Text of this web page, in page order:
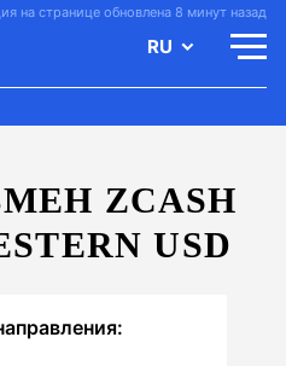
на странице обновлена 8 минут назад
RU
ZCASH
USD